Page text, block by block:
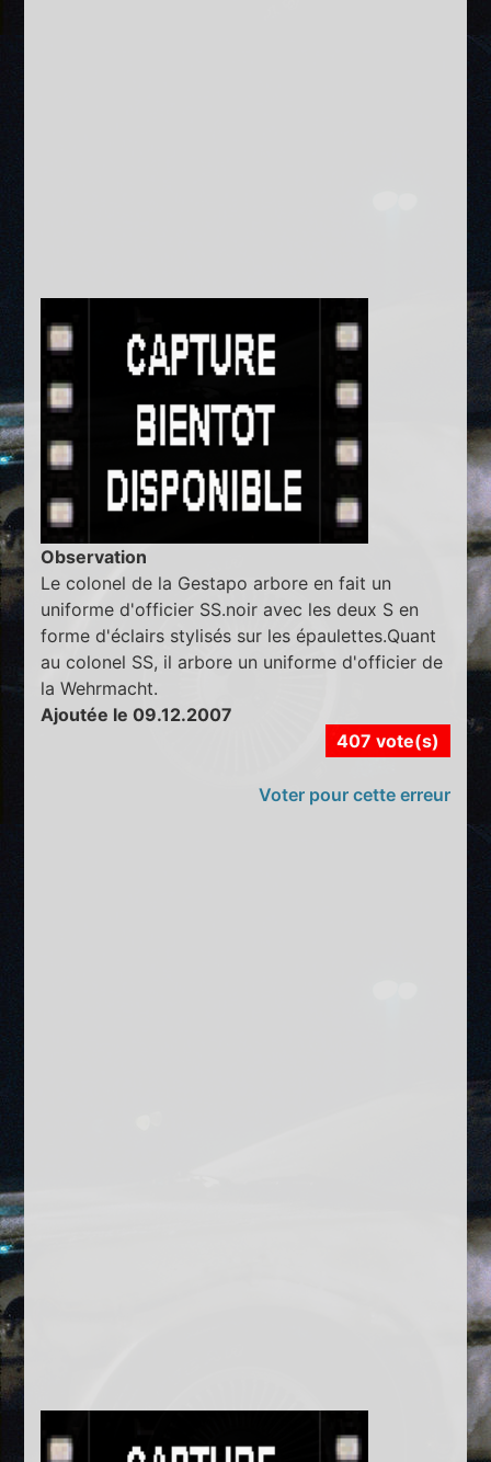
Observation
Le colonel de la Gestapo arbore en fait un
uniforme d'officier SS.noir avec les deux S en
forme d'éclairs stylisés sur les épaulettes.Quant
au colonel SS, il arbore un uniforme d'officier de
la Wehrmacht.
Ajoutée le 09.12.2007
407 vote(s)
Voter pour cette erreur